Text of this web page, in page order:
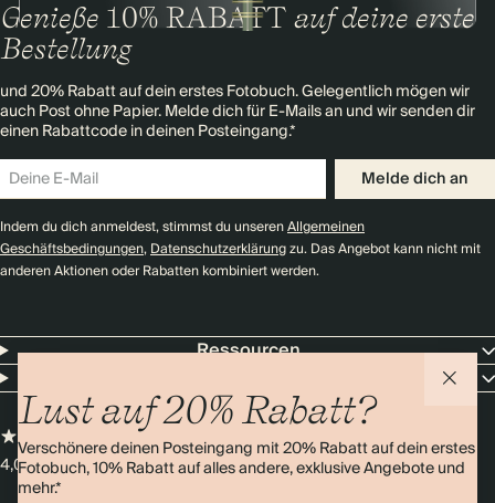
Lust auf 20% Rabatt?
Verschönere deinen Posteingang mit 20% Rabatt auf dein erstes
Fotobuch, 10% Rabatt auf alles andere, exklusive Angebote und
mehr.*
Genieße 10% RABATT auf deine erste
Bestellung
und 20% Rabatt auf dein erstes Fotobuch. Gelegentlich mögen wir
auch Post ohne Papier. Melde dich für E-Mails an und wir senden dir
einen Rabattcode in deinen Posteingang.*
Melde dich an
Indem du dich anmeldest, stimmst du unserenAllgemeinen
Geschäftsbedingungen,Datenschutzerklärungzu. Das Angebot kann nicht mit
anderen Aktionen oder Rabatten kombiniert werden.
Ressourcen
4,0 SterneÜber 11.000 Bewertungen